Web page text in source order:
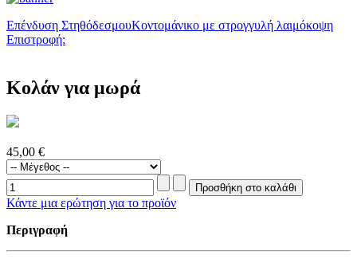
Επένδυση ΣτηθόδεσμουΚοντομάνικο με στρογγυλή λαιμόκοψη
Επιστροφή:
Κολάν για μωρά
45,00 €
Κάντε μια ερώτηση για το προϊόν
Περιγραφή